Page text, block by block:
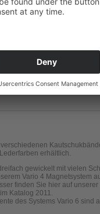
erhältlich.
gewickelt mit vielen
Vario 4 Magnetsystem
finden Sie hier auf unserer
Katalog 2011.
des Systems Vario 6 sind